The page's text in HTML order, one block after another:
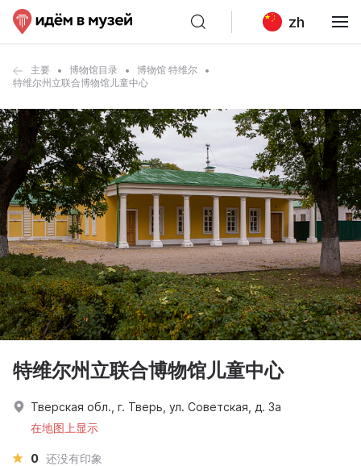
zh
主要 博物馆目录
博物馆 特维尔
特维尔州立联合博物馆儿童中心
特维尔州立联合博物馆儿童中心
Тверская обл., г. Тверь, ул. Советская, д. 3а
在地图上显示
0 还没有印象